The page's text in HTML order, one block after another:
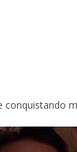
conquistando